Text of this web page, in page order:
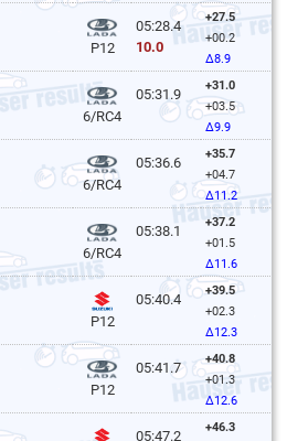
P12
05:28.4
10.0
+27.5
+00.2
Δ8.9
6/RC4
05:31.9
+31.0
+03.5
Δ9.9
6/RC4
05:36.6
+35.7
+04.7
Δ11.2
6/RC4
05:38.1
+37.2
+01.5
Δ11.6
P12
05:40.4
+39.5
+02.3
Δ12.3
P12
05:41.7
+40.8
+01.3
Δ12.6
05:47.2
+46.3